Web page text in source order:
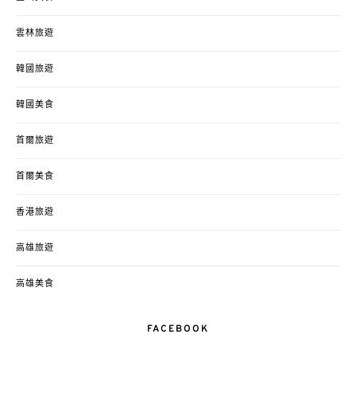
雲林旅遊
韓國旅遊
韓國美食
首爾旅遊
首爾美食
香港旅遊
高雄旅遊
高雄美食
FACEBOOK